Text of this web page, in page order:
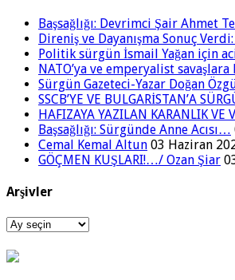
Başsağlığı: Devrimci Şair Ahmet
Direniş ve Dayanışma Sonuç
Politik sürgün İsmail Yağan için
NATO’ya ve emperyalist
Sürgün Gazeteci-Yazar Doğan
SSCB’YE VE BULGARİSTAN’A
HAFIZAYA YAZILAN KARANLIK
Başsağlığı: Sürgünde Anne Acısı…
Cemal Kemal Altun 03 Haziran
GÖÇMEN KUŞLARI!…/ Ozan Şiar
Arşivler
Arşivler